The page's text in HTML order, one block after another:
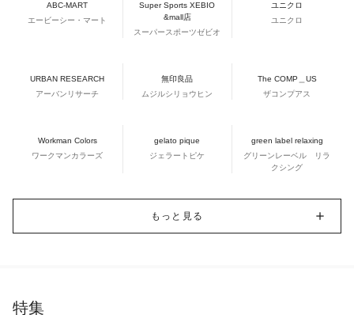
ABC-MART
エービーシー・マート
Super Sports XEBIO
&mall店
スーパースポーツゼビオ
ユニクロ
ユニクロ
URBAN RESEARCH
アーバンリサーチ
無印良品
ムジルシリョウヒン
The COMP＿US
ザコンプアス
Workman Colors
ワークマンカラーズ
gelato pique
ジェラートピケ
green label relaxing
グリーンレーベル リラ
クシング
もっと見る
特集